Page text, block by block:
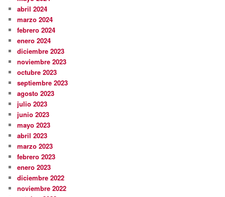
abril 2024
marzo 2024
febrero 2024
enero 2024
diciembre 2023
noviembre 2023
octubre 2023
septiembre 2023
agosto 2023
julio 2023
junio 2023
mayo 2023
abril 2023
marzo 2023
febrero 2023
enero 2023
diciembre 2022
noviembre 2022